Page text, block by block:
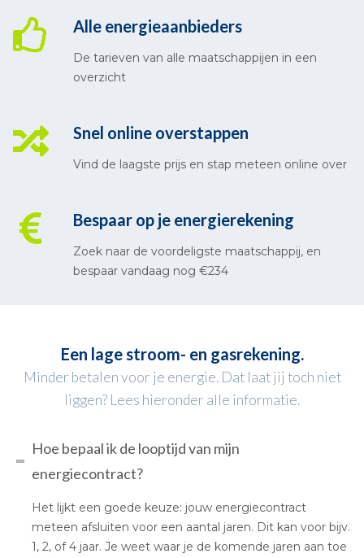
Alle energieaanbieders
De tarieven van alle maatschappijen in een
overzicht
Snel online overstappen
Vind de laagste prijs en stap meteen online over
Bespaar op je energierekening
Zoek naar de voordeligste maatschappij, en
bespaar vandaag nog €234
Een lage stroom- en gasrekening.
Minder betalen voor je energie. Dat laat jij toch niet
liggen? Lees hieronder alle informatie.
Hoe bepaal ik de looptijd van mijn
energiecontract?
Het lijkt een goede keuze: jouw energiecontract
meteen afsluiten voor een aantal jaren. Dit kan voor bijv.
1, 2, of 4 jaar. Je weet waar je de komende jaren aan toe